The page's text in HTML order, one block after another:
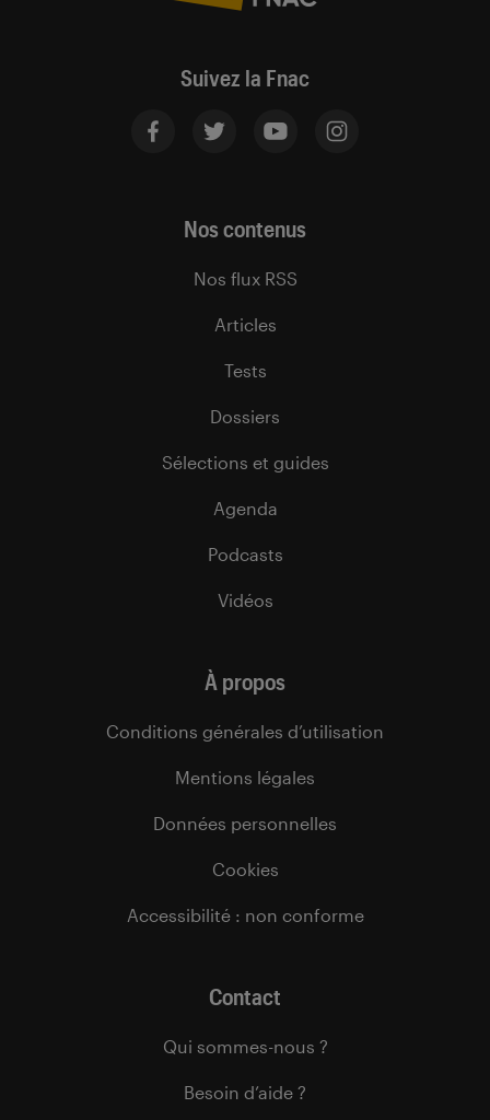
Suivez la Fnac
Nos contenus
Nos flux RSS
Articles
Tests
Dossiers
Sélections et guides
Agenda
Podcasts
Vidéos
À propos
Conditions générales d’utilisation
Mentions légales
Données personnelles
Cookies
Accessibilité : non conforme
Contact
Qui sommes-nous ?
Besoin d’aide ?